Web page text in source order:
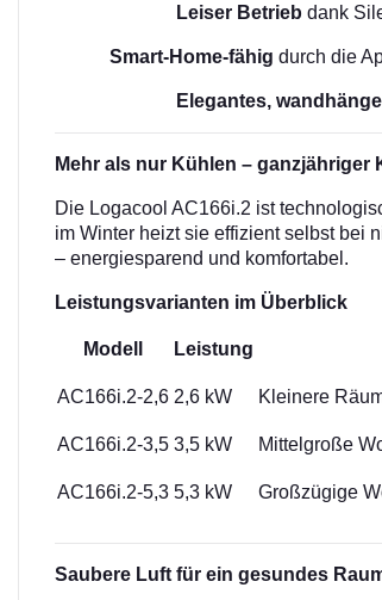
Leiser Betrieb dank
Smart-Home-fähig durch die
Elegantes,
Mehr als nur Kühlen – ganzjähriger
Die Logacool AC166i.2 ist
im Winter heizt sie effizient selbst bei
– energiesparend und komfortabel.
Leistungsvarianten im Überblick
Modell Leistung
AC166i.2-2,6 2,6 kW Kleinere
AC166i.2-3,5 3,5 kW Mittelgroße
AC166i.2-5,3 5,3 kW Großzügige
Saubere Luft für ein gesundes